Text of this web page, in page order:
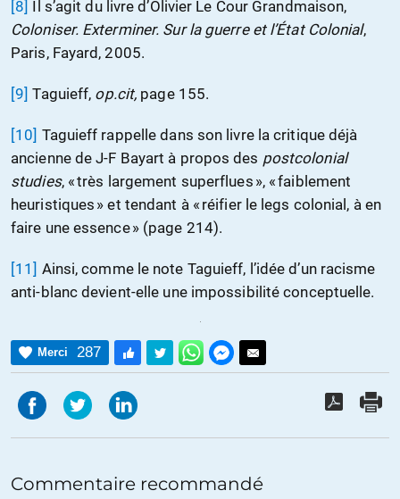
[8] Il s’agit du livre d’Olivier Le Cour Grandmaison,
Coloniser. Exterminer. Sur la guerre et l’État Colonial,
Paris, Fayard, 2005.
[9] Taguieff, op.cit, page 155.
[10] Taguieff rappelle dans son livre la critique déjà
ancienne de J-F Bayart à propos des postcolonial
studies, « très largement superflues », « faiblement
heuristiques » et tendant à « réifier le legs colonial, à en
faire une essence » (page 214).
[11] Ainsi, comme le note Taguieff, l’idée d’un racisme
anti-blanc devient-elle une impossibilité conceptuelle.
Merci 287
Commentaire recommandé